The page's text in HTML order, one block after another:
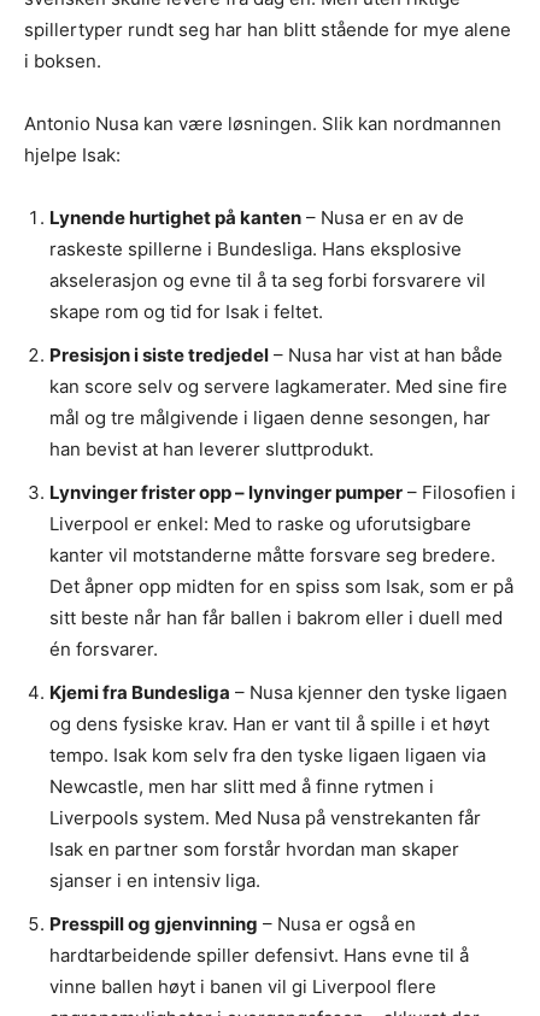
spillertyper rundt seg har han blitt stående for mye alene
i boksen.
Antonio Nusa kan være løsningen. Slik kan nordmannen
hjelpe Isak:
Lynende hurtighet på kanten – Nusa er en av de
raskeste spillerne i Bundesliga. Hans eksplosive
akselerasjon og evne til å ta seg forbi forsvarere vil
skape rom og tid for Isak i feltet.
Presisjon i siste tredjedel – Nusa har vist at han både
kan score selv og servere lagkamerater. Med sine fire
mål og tre målgivende i ligaen denne sesongen, har
han bevist at han leverer sluttprodukt.
Lynvinger frister opp – lynvinger pumper – Filosofien i
Liverpool er enkel: Med to raske og uforutsigbare
kanter vil motstanderne måtte forsvare seg bredere.
Det åpner opp midten for en spiss som Isak, som er på
sitt beste når han får ballen i bakrom eller i duell med
én forsvarer.
Kjemi fra Bundesliga – Nusa kjenner den tyske ligaen
og dens fysiske krav. Han er vant til å spille i et høyt
tempo. Isak kom selv fra den tyske ligaen ligaen via
Newcastle, men har slitt med å finne rytmen i
Liverpools system. Med Nusa på venstrekanten får
Isak en partner som forstår hvordan man skaper
sjanser i en intensiv liga.
Presspill og gjenvinning – Nusa er også en
hardtarbeidende spiller defensivt. Hans evne til å
vinne ballen høyt i banen vil gi Liverpool flere